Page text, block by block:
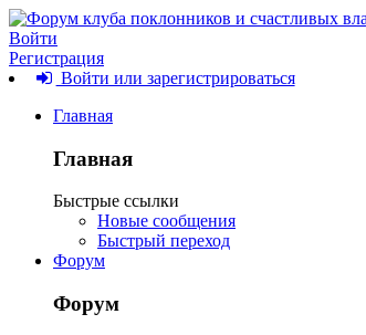
Войти
Регистрация
Войти или зарегистрироваться
Главная
Главная
Быстрые ссылки
Новые сообщения
Быстрый переход
Форум
Форум